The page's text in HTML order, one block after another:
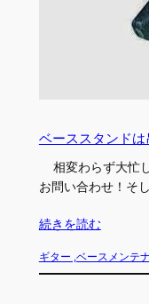
ベーススタンド
相変わらず大忙
お問い合わせ！そ
続きを読む
ギター ,ベースメンテ